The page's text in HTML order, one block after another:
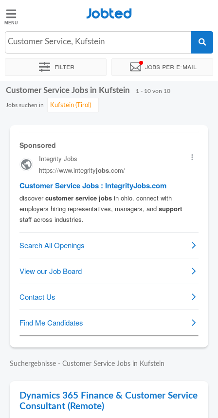
Jobted
Jobs
Jobted
Customer Service, Kufstein
Filter Jobs per e-mail
Sortieren nach Genauer Standort Unternehmen
Customer Service Jobs in Kufstein 1 - 10 von 10
Jobs suchen in
Suchergebnisse - Customer Service Jobs in Kufstein
Dynamics 365 Finance & Customer Service
Consultant (Remote)